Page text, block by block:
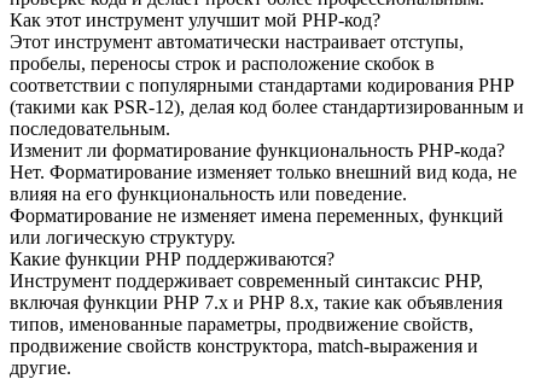
Как этот инструмент улучшит мой PHP-код?
Этот инструмент автоматически настраивает отступы,
пробелы, переносы строк и расположение скобок в
соответствии с популярными стандартами кодирования PHP
(такими как PSR-12), делая код более стандартизированным и
последовательным.
Изменит ли форматирование функциональность PHP-кода?
Нет. Форматирование изменяет только внешний вид кода, не
влияя на его функциональность или поведение.
Форматирование не изменяет имена переменных, функций
или логическую структуру.
Какие функции PHP поддерживаются?
Инструмент поддерживает современный синтаксис PHP,
включая функции PHP 7.x и PHP 8.x, такие как объявления
типов, именованные параметры, продвижение свойств,
продвижение свойств конструктора, match-выражения и
другие.